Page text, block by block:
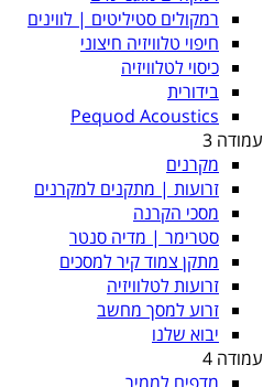
רמקולים סטיליטים | לווינים
חיפוי טלוויזיה חיצוני
כיסוי לטלוויזיה
בידורית
Pequod Acoustics
עמודה 3
מקרנים
זרועות | מתקנים למקרנים
מסכי הקרנה
סטרימר | מדיה סנטר
מתקן צמוד קיר למסכים
זרועות לטלוויזיה
זרוע למסך מחשב
יבוא שלנו
עמודה 4